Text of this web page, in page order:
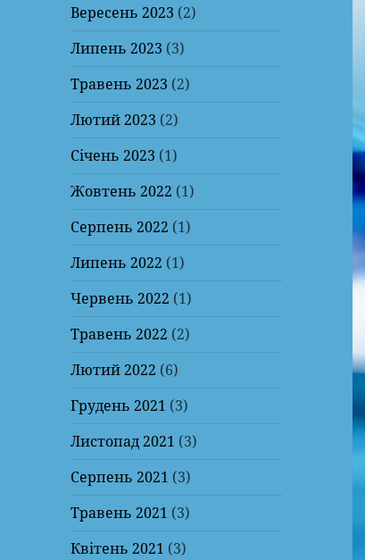
Вересень 2023 (2)
Липень 2023 (3)
Травень 2023 (2)
Лютий 2023 (2)
Січень 2023 (1)
Жовтень 2022 (1)
Серпень 2022 (1)
Липень 2022 (1)
Червень 2022 (1)
Травень 2022 (2)
Лютий 2022 (6)
Грудень 2021 (3)
Листопад 2021 (3)
Серпень 2021 (3)
Травень 2021 (3)
Квітень 2021 (3)